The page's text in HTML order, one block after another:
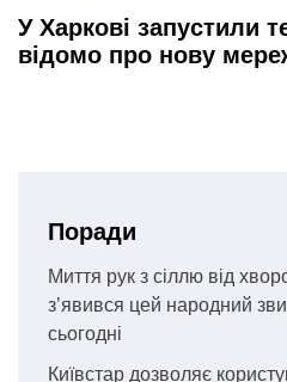
У Харкові запустили
відомо про нову
Поради
Миття рук з сіллю від
з’явився цей народний
сьогодні
Київстар дозволяє